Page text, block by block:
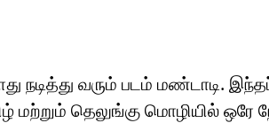
நடித்து வரும் படம் மண்டாடி.
மற்றும் தெலுங்கு மொழியில் ஒரே